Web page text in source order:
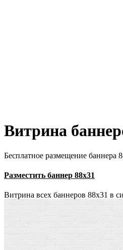
Витрина
Бесплатное размещение баннера
Разместить баннер 88х31
Витрина всех баннеров 88x31 в